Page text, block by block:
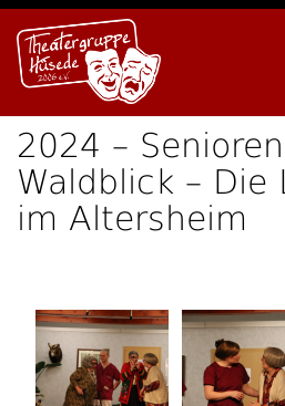
Skip to content
2024 –
Waldblick – Die
im Altersheim